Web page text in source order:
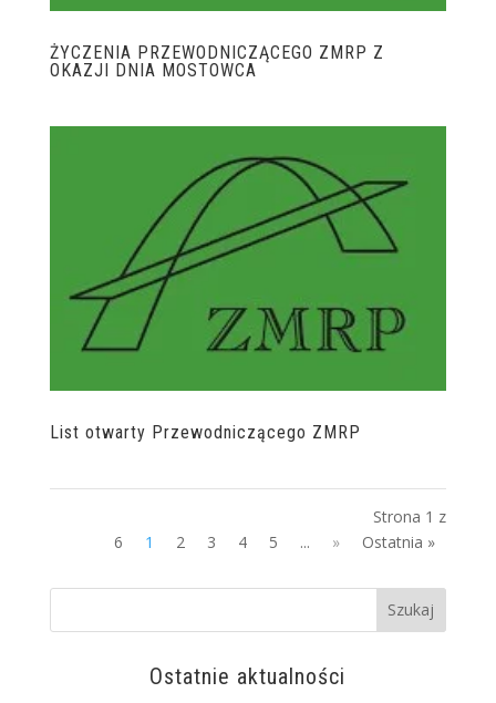
ŻYCZENIA PRZEWODNICZĄCEGO ZMRP Z
OKAZJI DNIA MOSTOWCA
List otwarty Przewodniczącego ZMRP
Strona 1 z
6
1 2 3 4 5 ... » Ostatnia »
Ostatnie aktualności